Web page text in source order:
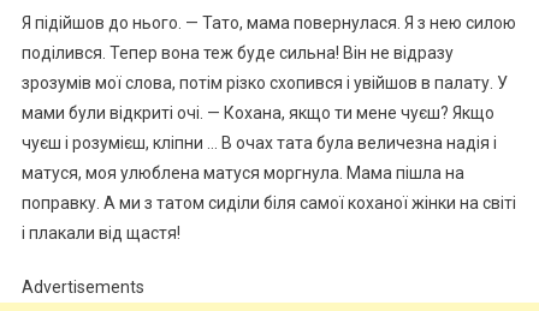
Я підійшов до нього. — Тато, мама повернулася. Я з нею силою
поділився. Тепер вона теж буде сильна! Він не відразу
зрозумів мої слова, потім різко схопився і увійшов в палату. У
мами були відкриті очі. — Кохана, якщо ти мене чуєш? Якщо
чуєш і розумієш, кліпни … В очах тата була величезна надія і
матуся, моя улюблена матуся моргнула. Мама пішла на
поправку. А ми з татом сиділи біля самої коханої жінки на світі
і плакали від щастя!
Advertisements